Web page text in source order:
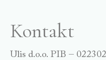
Kontakt
Ulis d.o.o. PIB –